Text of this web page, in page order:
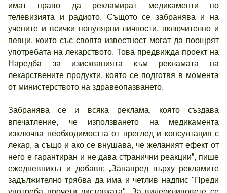
имат право да рекламират медикаменти по
телевизията и радиото. Същото се забранява и на
учените и всички популярни личности, включително и
певци, които със своята известност могат да поощрят
употребата на лекарството. Това предвижда проект на
Наредба за изискванията към рекламата на
лекарствените продукти, която се подготвя в момента
от министерството на здравеопазването.
Забранява се и всяка реклама, която създава
впечатление, че използването на медикамента
изключва необходимостта от преглед и консултация с
лекар, а също и ако се внушава, че желаният ефект от
него е гарантиран и не дава странични реакции”, пише
ежедневникът и добавя: „Занапред върху рекламите
задължително трябва да има и четлив надпис "Преди